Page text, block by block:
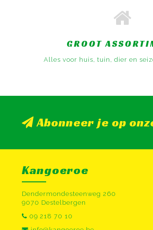
GROOT
Alles voor huis, tuin, dier en
Abonneer je op
Kangoeroe
Dendermondesteenweg 260
9070 Destelbergen
09 218 70 10